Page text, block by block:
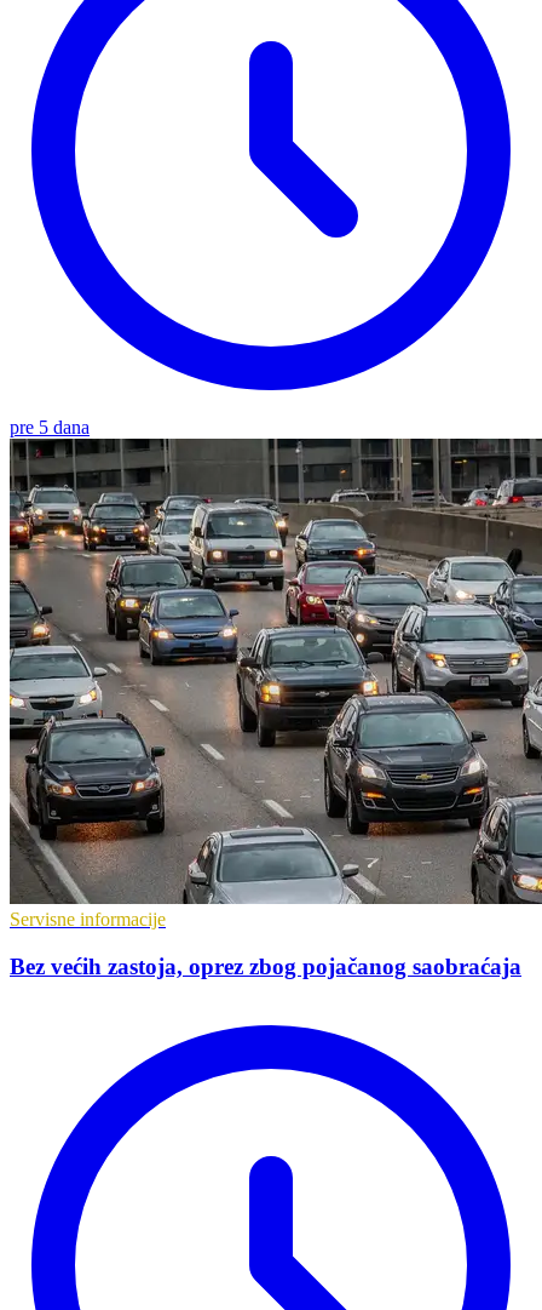
pre 5 dana
Servisne informacije
Bez većih zastoja, oprez zbog pojačanog saobraćaja